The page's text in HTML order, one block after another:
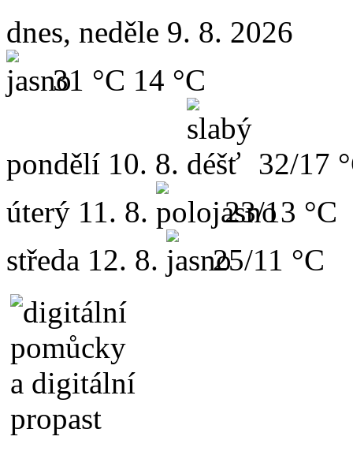
dnes, neděle 9. 8. 2026
31 °C 14 °C
pondělí 10. 8.
32/17
úterý 11. 8.
23/13 °C
středa 12. 8. 25/11 °C